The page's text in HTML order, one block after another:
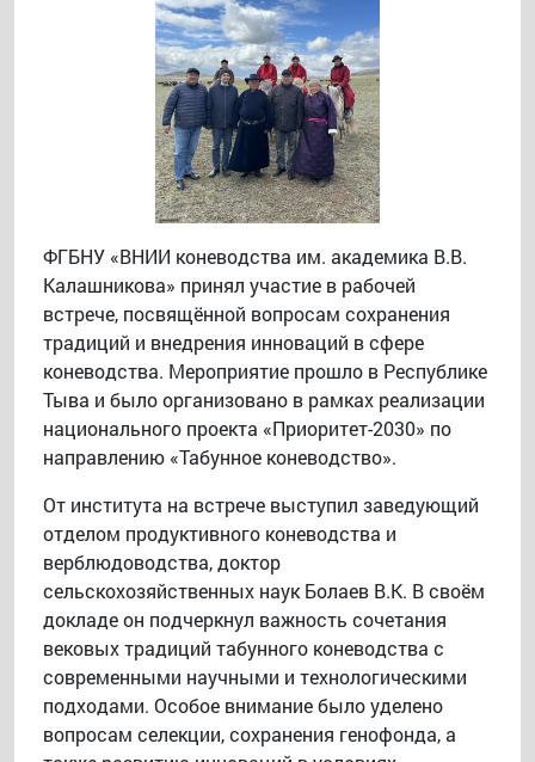
ФГБНУ «ВНИИ коневодства им. академика В.В.
Калашникова» принял участие в рабочей
встрече, посвящённой вопросам сохранения
традиций и внедрения инноваций в сфере
коневодства. Мероприятие прошло в Республике
Тыва и было организовано в рамках реализации
национального проекта «Приоритет-2030» по
направлению «Табунное коневодство».
От института на встрече выступил заведующий
отделом продуктивного коневодства и
верблюдоводства, доктор
сельскохозяйственных наук Болаев В.К. В своём
докладе он подчеркнул важность сочетания
вековых традиций табунного коневодства с
современными научными и технологическими
подходами. Особое внимание было уделено
вопросам селекции, сохранения генофонда, а